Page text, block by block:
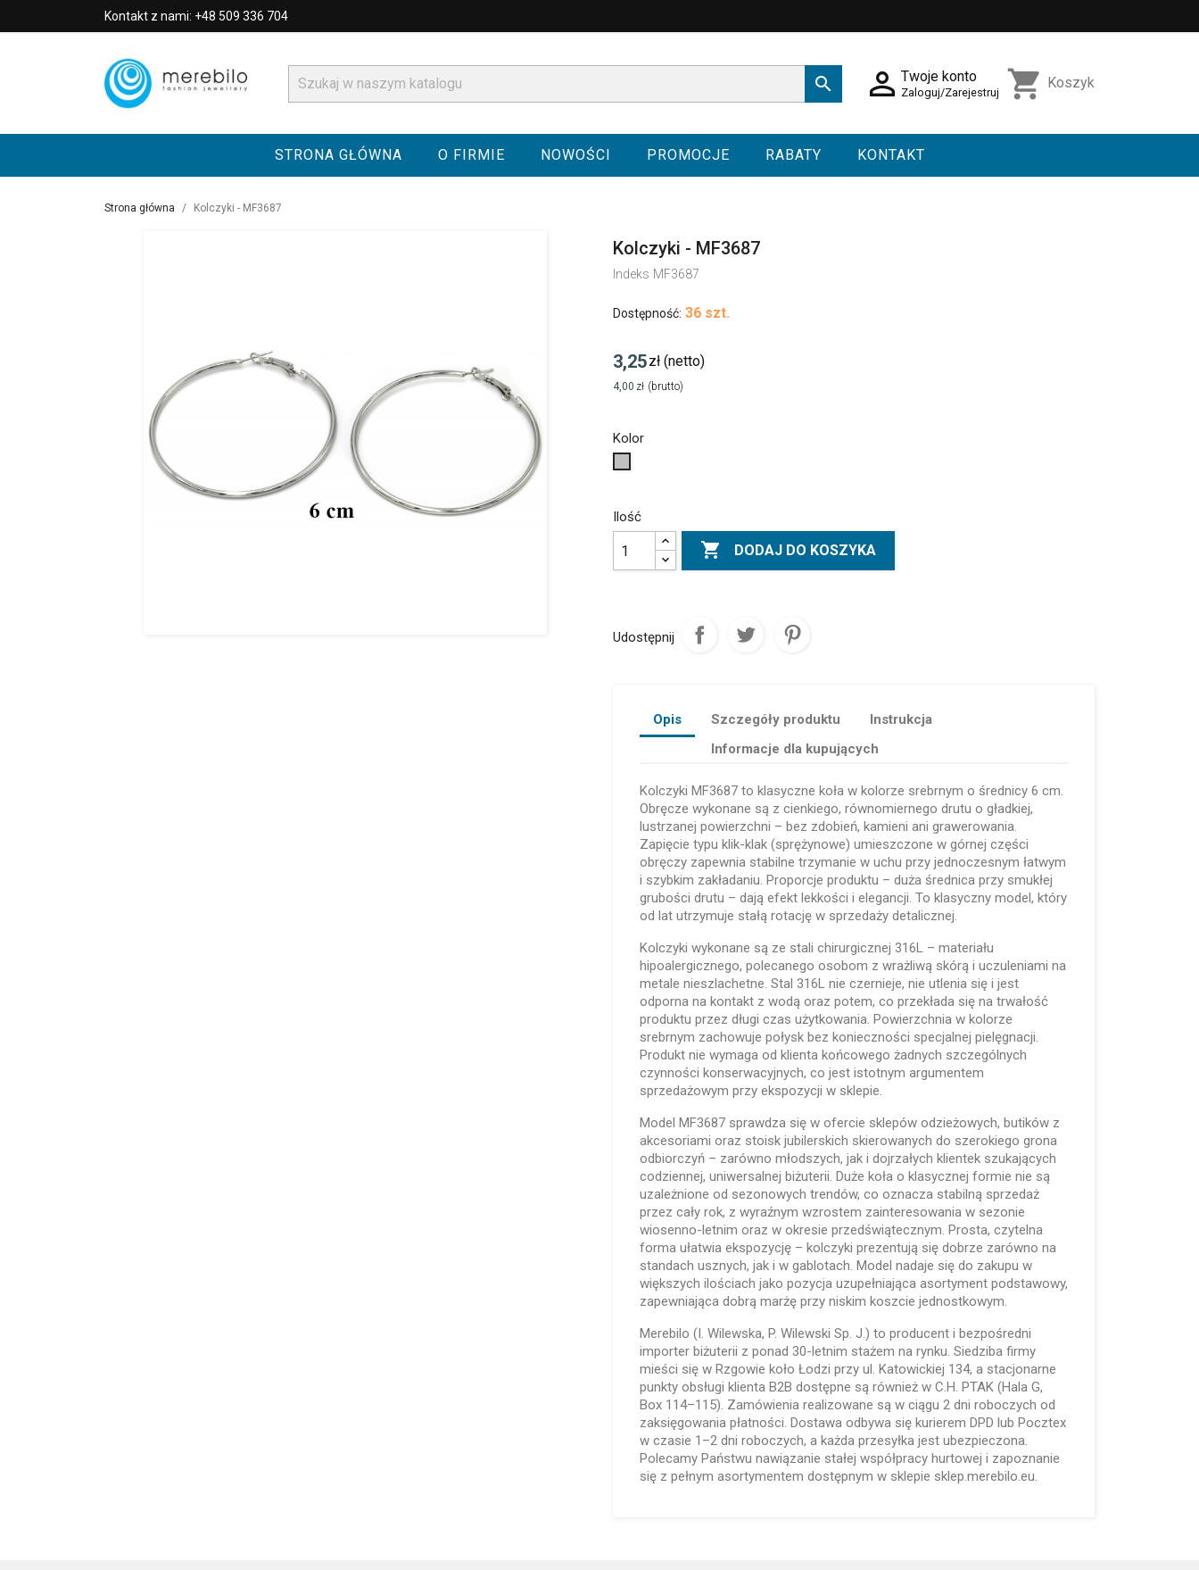
Kontakt z nami: +48 509 336 704
  Twoje konto
Zaloguj/Zarejestruj shopping_cart Koszyk
STRONA GŁÓWNA O FIRMIE NOWOŚCI PROMOCJE RABATY KONTAKT
Strona główna Kolczyki - MF3687
Kolczyki - MF3687
Indeks MF3687
Dostępność: 36 szt.
3,25zł (netto)
4,00 zł (brutto)
Kolor
Ilość
 DODAJ DO KOSZYKA
Udostępnij
Opis Szczegóły produktu
Instrukcja
Informacje dla kupujących
Kolczyki MF3687 to klasyczne koła w kolorze srebrnym o średnicy 6 cm.
Obręcze wykonane są z cienkiego, równomiernego drutu o gładkiej,
lustrzanej powierzchni – bez zdobień, kamieni ani grawerowania.
Zapięcie typu klik-klak (sprężynowe) umieszczone w górnej części
obręczy zapewnia stabilne trzymanie w uchu przy jednoczesnym łatwym
i szybkim zakładaniu. Proporcje produktu – duża średnica przy smukłej
grubości drutu – dają efekt lekkości i elegancji. To klasyczny model, który
od lat utrzymuje stałą rotację w sprzedaży detalicznej.
Kolczyki wykonane są ze stali chirurgicznej 316L – materiału
hipoalergicznego, polecanego osobom z wrażliwą skórą i uczuleniami na
metale nieszlachetne. Stal 316L nie czernieje, nie utlenia się i jest
odporna na kontakt z wodą oraz potem, co przekłada się na trwałość
produktu przez długi czas użytkowania. Powierzchnia w kolorze
srebrnym zachowuje połysk bez konieczności specjalnej pielęgnacji.
Produkt nie wymaga od klienta końcowego żadnych szczególnych
czynności konserwacyjnych, co jest istotnym argumentem
sprzedażowym przy ekspozycji w sklepie.
Model MF3687 sprawdza się w ofercie sklepów odzieżowych, butików z
akcesoriami oraz stoisk jubilerskich skierowanych do szerokiego grona
odbiorczyń – zarówno młodszych, jak i dojrzałych klientek szukających
codziennej, uniwersalnej biżuterii. Duże koła o klasycznej formie nie są
uzależnione od sezonowych trendów, co oznacza stabilną sprzedaż
przez cały rok, z wyraźnym wzrostem zainteresowania w sezonie
wiosenno-letnim oraz w okresie przedświątecznym. Prosta, czytelna
forma ułatwia ekspozycję – kolczyki prezentują się dobrze zarówno na
standach usznych, jak i w gablotach. Model nadaje się do zakupu w
większych ilościach jako pozycja uzupełniająca asortyment podstawowy,
zapewniająca dobrą marżę przy niskim koszcie jednostkowym.
Merebilo (I. Wilewska, P. Wilewski Sp. J.) to producent i bezpośredni
importer biżuterii z ponad 30-letnim stażem na rynku. Siedziba firmy
mieści się w Rzgowie koło Łodzi przy ul. Katowickiej 134, a stacjonarne
punkty obsługi klienta B2B dostępne są również w C.H. PTAK (Hala G,
Box 114–115). Zamówienia realizowane są w ciągu 2 dni roboczych od
zaksięgowania płatności. Dostawa odbywa się kurierem DPD lub Pocztex
w czasie 1–2 dni roboczych, a każda przesyłka jest ubezpieczona.
Polecamy Państwu nawiązanie stałej współpracy hurtowej i zapoznanie
się z pełnym asortymentem dostępnym w sklepie sklep.merebilo.eu.